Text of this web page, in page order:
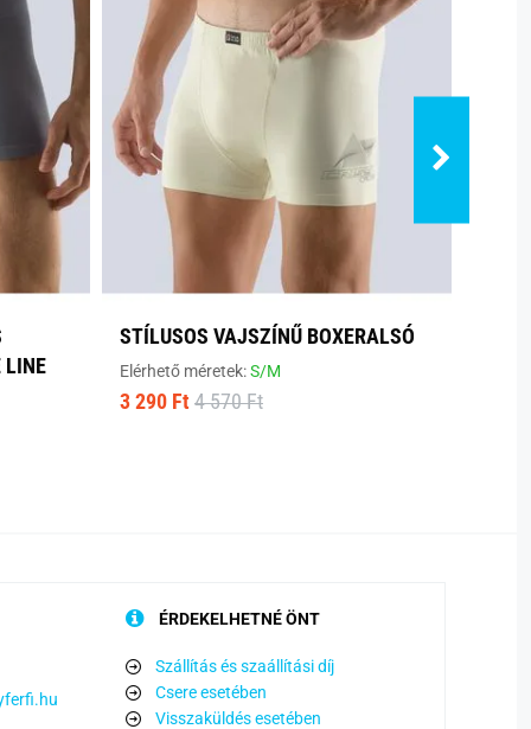
LINE
STÍLUSOS VAJSZÍNŰ BOXERALSÓ
Elérhető méretek:S/M
3 290 Ft 4 570 Ft
ÉRDEKELHETNÉ ÖNT
Szállítás és szaállítási díj
Csere esetében
Visszaküldés esetében